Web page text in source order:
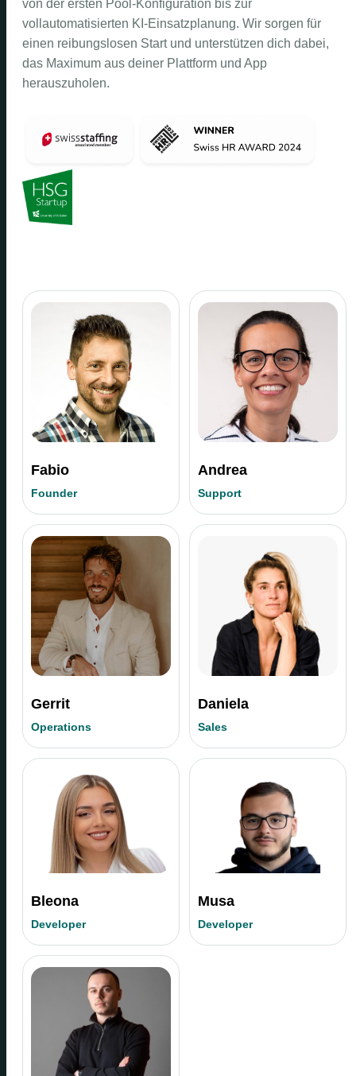
von der ersten Pool-Konfiguration bis zur
vollautomatisierten KI-Einsatzplanung. Wir sorgen für
einen reibungslosen Start und unterstützen dich dabei,
das Maximum aus deiner Plattform und App
herauszuholen.
Fabio
Founder
Andrea
Support
Gerrit
Operations
Daniela
Sales
Bleona
Developer
Musa
Developer